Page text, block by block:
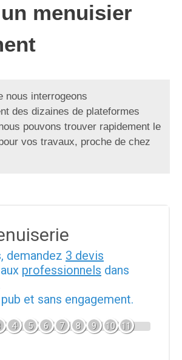
menuisier
nous interrogeons
des dizaines de plateformes
pouvons trouver rapidement le
vos travaux, proche de chez
demandez 3 devis
aux professionnels dans
et sans engagement.
4 5 6 7 8 9 10 11